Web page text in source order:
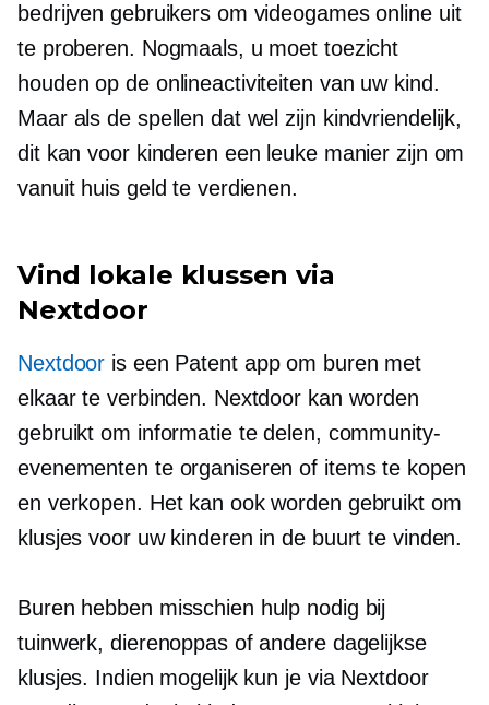
bedrijven gebruikers om videogames online uit
te proberen. Nogmaals, u moet toezicht
houden op de onlineactiviteiten van uw kind.
Maar als de spellen dat wel zijn kindvriendelijk,
dit kan voor kinderen een leuke manier zijn om
vanuit huis geld te verdienen.
Vind lokale klussen via
Nextdoor
Nextdoor is een Patentapp om buren met
elkaar te verbinden. Nextdoor kan worden
gebruikt om informatie te delen, community-
evenementen te organiseren of items te kopen
en verkopen. Het kan ook worden gebruikt om
klusjes voor uw kinderen in de buurt te vinden.
Buren hebben misschien hulp nodig bij
tuinwerk, dierenoppas of andere dagelijkse
klusjes. Indien mogelijk kun je via Nextdoor